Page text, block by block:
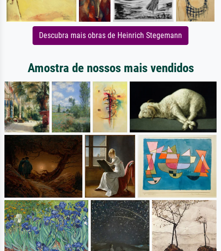
Descubra mais obras de Heinrich Stegemann
Amostra de nossos mais vendidos